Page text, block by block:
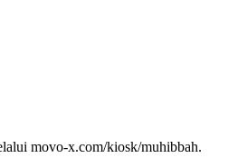
movo-x.com/kiosk/muhibbah.